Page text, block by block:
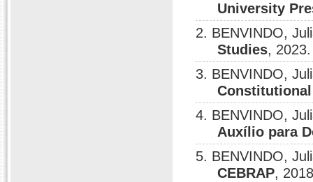
University
2. BENVINDO,
Studies, 2023.
3. BENVINDO,
4. BENVINDO,
Auxílio para
5. BENVINDO,
CEBRAP,